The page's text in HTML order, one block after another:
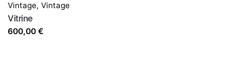
Vintage, Vintage
Vitrine
600,00 €